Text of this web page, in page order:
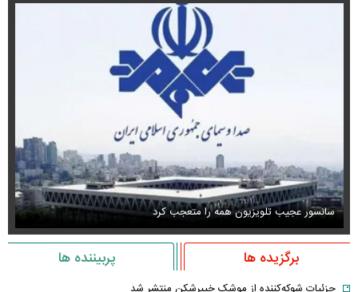
سانسور عجیب تلویزیون همه را متعجب کرد
برگزیده ها پربیننده ها